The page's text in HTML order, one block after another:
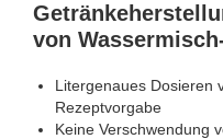
von
Litergenaues Dosieren
Rezeptvorgabe
Keine Verschwendung